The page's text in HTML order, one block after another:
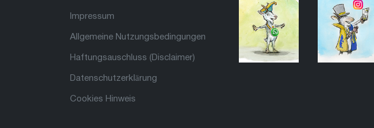
Impressum
Allgemeine Nutzungsbedingungen
Haftungsauschluss (Disclaimer)
Datenschutzerklärung
Cookies Hinweis